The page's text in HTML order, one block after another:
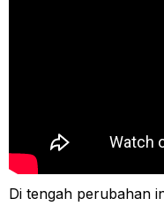
Di tengah perubahan